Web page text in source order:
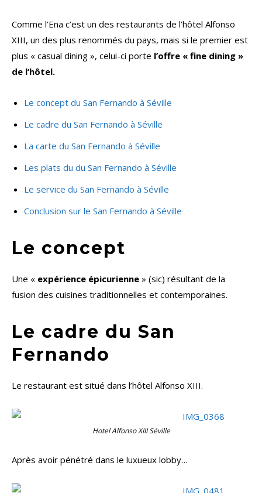
Comme l’Ena c’est un des restaurants de l’hôtel Alfonso
XIII, un des plus renommés du pays, mais si le premier est
plus « casual dining », celui-ci porte l’offre « fine dining »
de l’hôtel.
Le concept du San Fernando à Séville
Le cadre du San Fernando à Séville
La carte du San Fernando à Séville
Les plats du du San Fernando à Séville
Le service du San Fernando à Séville
Conclusion sur le San Fernando à Séville
Le concept
Une « expérience épicurienne » (sic) résultant de la
fusion des cuisines traditionnelles et contemporaines.
Le cadre du San
Fernando
Le restaurant est situé dans l’hôtel Alfonso XIII.
Hotel Alfonso XIII Séville
Après avoir pénétré dans le luxueux lobby…